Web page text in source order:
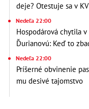
deje? Otestuje sa v
Nedeľa 22:00
Hospodárová chytila
Ďurianovú: Keď to
Nedeľa 22:00
Príšerné obvinenie
mu desivé tajomstvo